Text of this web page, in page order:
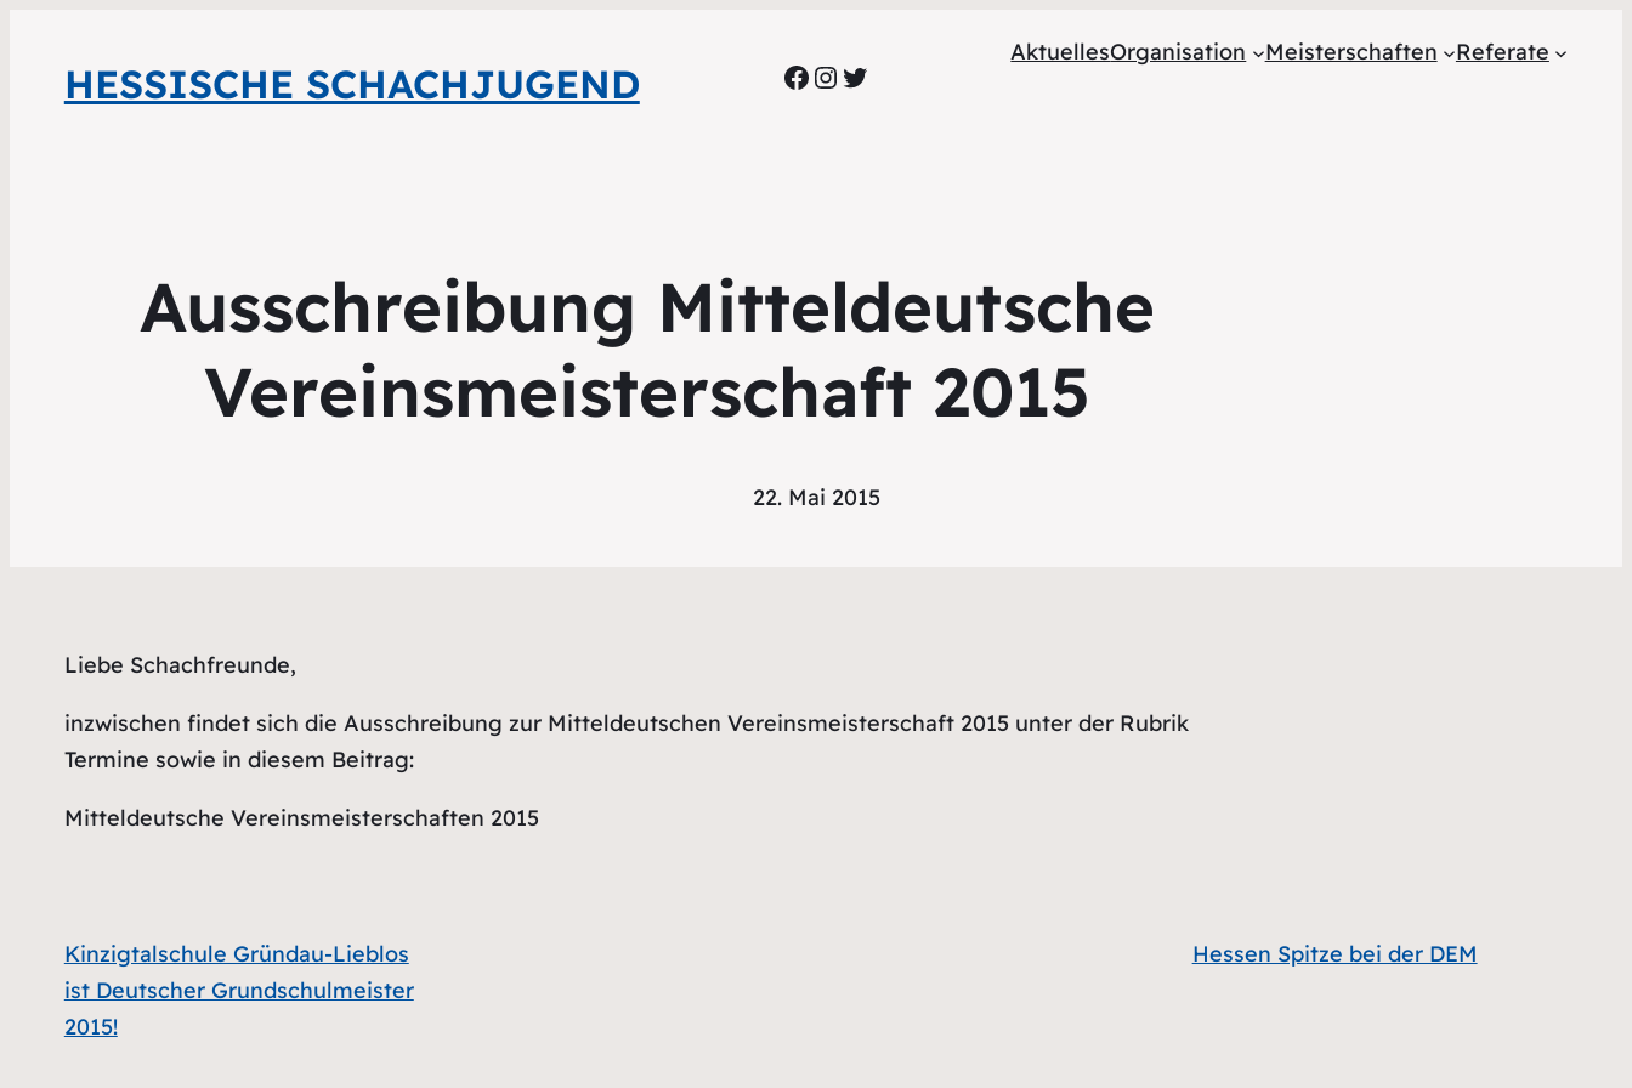
HESSISCHE SCHACHJUGEND Facebook
Instagram
Twitter
AktuellesOrganisation Meisterschaften Referate
Ausschreibung Mitteldeutsche
Vereinsmeisterschaft 2015
22. Mai 2015
Liebe Schachfreunde,
inzwischen findet sich die Ausschreibung zur Mitteldeutschen Vereinsmeisterschaft 2015 unter der Rubrik
Termine sowie in diesem Beitrag:
Mitteldeutsche Vereinsmeisterschaften 2015
Kinzigtalschule Gründau-Lieblos
ist Deutscher Grundschulmeister
2015!
Hessen Spitze bei der DEM